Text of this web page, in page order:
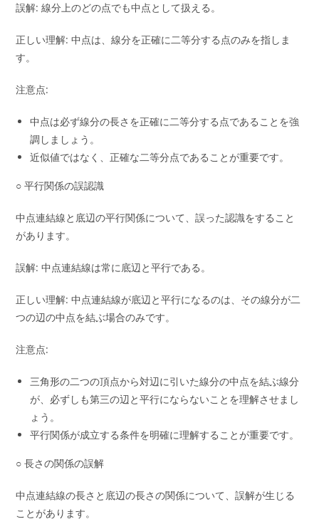
誤解: 線分上のどの点でも中点として扱える。
正しい理解: 中点は、線分を正確に二等分する点のみを指しま
す。
注意点:
中点は必ず線分の長さを正確に二等分する点であることを強
調しましょう。
近似値ではなく、正確な二等分点であることが重要です。
○ 平行関係の誤認識
中点連結線と底辺の平行関係について、誤った認識をすること
があります。
誤解: 中点連結線は常に底辺と平行である。
正しい理解: 中点連結線が底辺と平行になるのは、その線分が二
つの辺の中点を結ぶ場合のみです。
注意点:
三角形の二つの頂点から対辺に引いた線分の中点を結ぶ線分
が、必ずしも第三の辺と平行にならないことを理解させまし
ょう。
平行関係が成立する条件を明確に理解することが重要です。
○ 長さの関係の誤解
中点連結線の長さと底辺の長さの関係について、誤解が生じる
ことがあります。